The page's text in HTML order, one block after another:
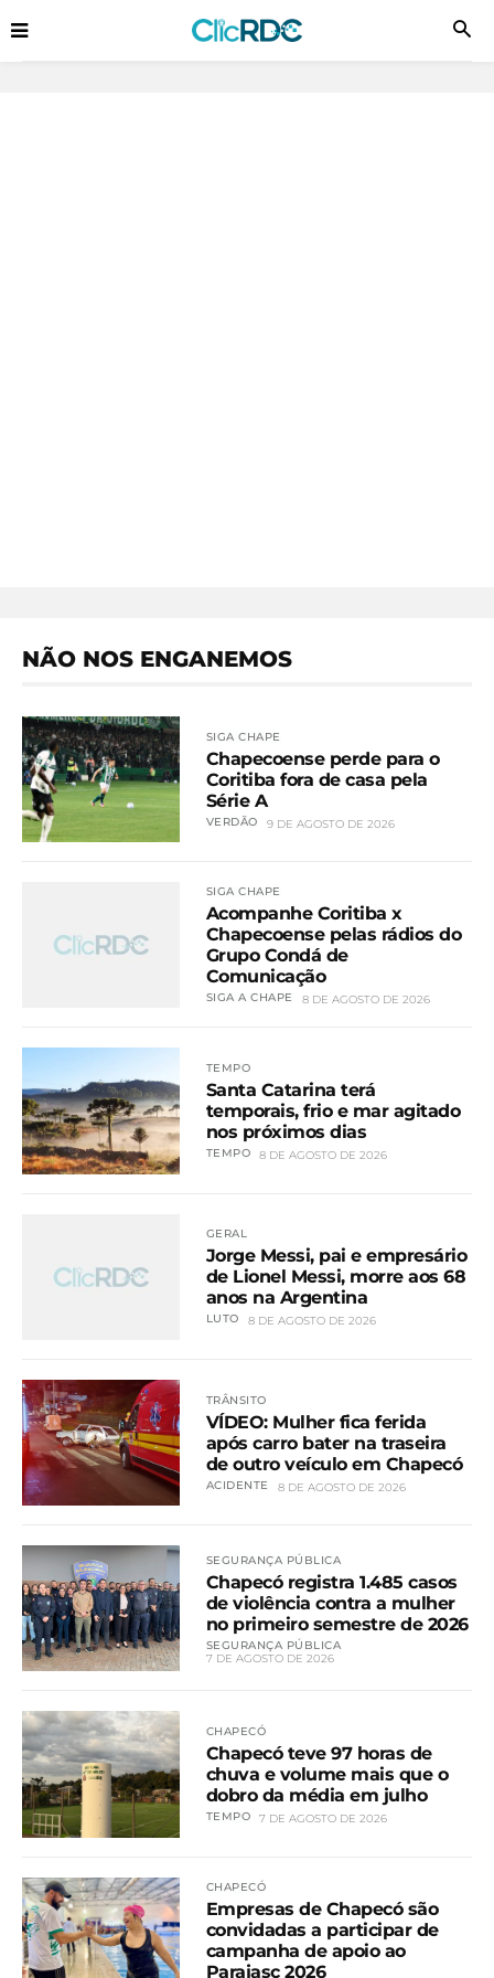
NÃO NOS ENGANEMOS
SIGA CHAPE
Chapecoense perde para o
Coritiba fora de casa pela
Série A
VERDÃO 9 DE AGOSTO DE 2026
SIGA CHAPE
Acompanhe Coritiba x
Chapecoense pelas rádios do
Grupo Condá de
Comunicação
SIGA A CHAPE 8 DE AGOSTO DE 2026
TEMPO
Santa Catarina terá
temporais, frio e mar agitado
nos próximos dias
TEMPO 8 DE AGOSTO DE 2026
GERAL
Jorge Messi, pai e empresário
de Lionel Messi, morre aos 68
anos na Argentina
LUTO 8 DE AGOSTO DE 2026
TRÂNSITO
VÍDEO: Mulher fica ferida
após carro bater na traseira
de outro veículo em Chapecó
ACIDENTE 8 DE AGOSTO DE 2026
SEGURANÇA PÚBLICA
Chapecó registra 1.485 casos
de violência contra a mulher
no primeiro semestre de 2026
SEGURANÇA PÚBLICA
7 DE AGOSTO DE 2026
CHAPECÓ
Chapecó teve 97 horas de
chuva e volume mais que o
dobro da média em julho
TEMPO 7 DE AGOSTO DE 2026
CHAPECÓ
Empresas de Chapecó são
convidadas a participar de
campanha de apoio ao
Parajasc 2026